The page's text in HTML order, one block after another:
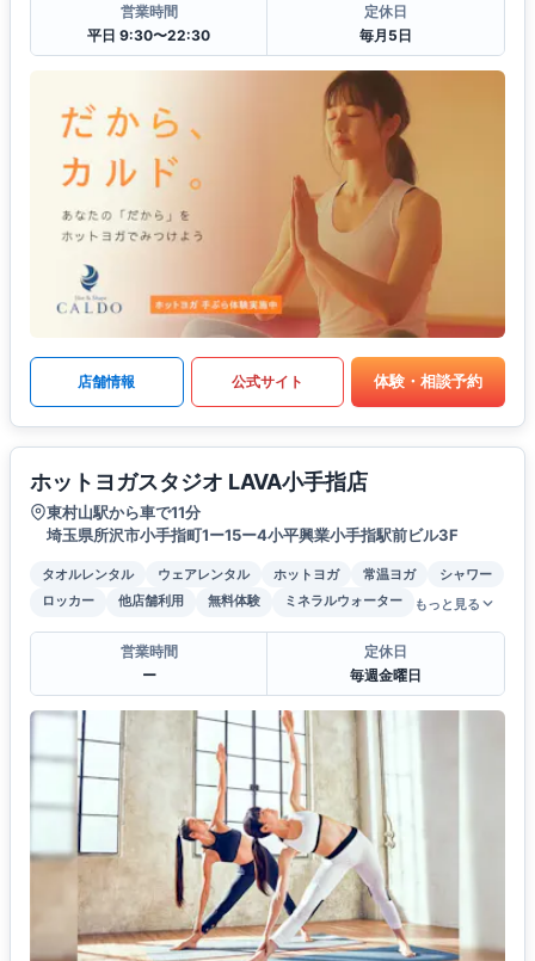
営業時間
平日 9:30〜22:30
定休日
毎月5日
店舗情報 公式サイト 体験・相談予約
ホットヨガスタジオ LAVA小手指店
東村山駅から車で11分
埼玉県所沢市小手指町1ー15ー4小平興業小手指駅前ビル3F
タオルレンタル ウェアレンタル ホットヨガ 常温ヨガ
シャワー
ロッカー
他店舗利用 無料体験 ミネラルウォーター もっと見る
営業時間
ー
定休日
毎週金曜日